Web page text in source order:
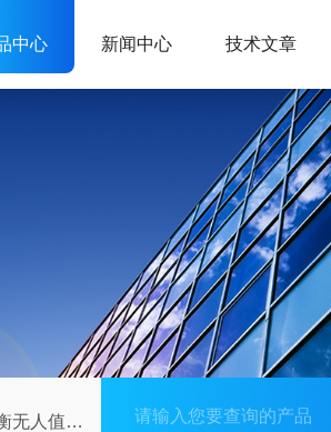
中心 新闻中心 技术文章
守称重系统